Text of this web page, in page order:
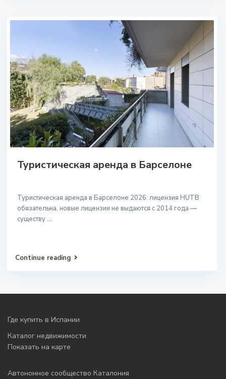
Туристическая аренда в Барселоне
Туристическая аренда в Барселоне 2026: лицензия HUTB
обязательна, новые лицензии не выдаются с 2014 года —
существу ...
Continue reading
Где купить в Испании
Каталог недвижимости
Показать на карте
Автономное сообщество Каталония